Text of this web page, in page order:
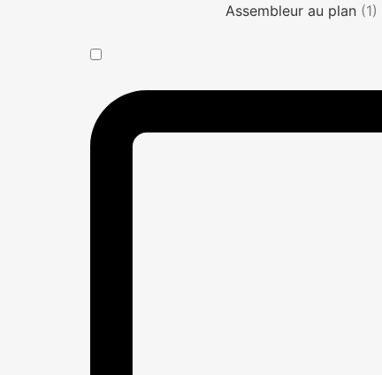
Assembleur au plan (1)